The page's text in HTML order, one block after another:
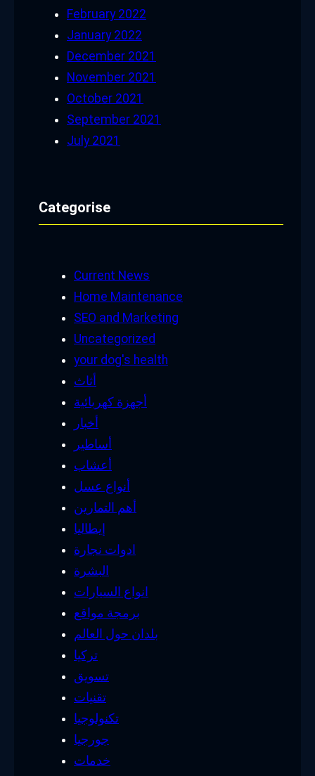
February 2022
January 2022
December 2021
November 2021
October 2021
September 2021
July 2021
Categorise
Current News
Home Maintenance
SEO and Marketing
Uncategorized
your dog's health
أثاث
أجهزة كهربائية
أخبار
أساطير
أعشاب
أنواع عسل
أهم التمارين
إيطاليا
ادوات نجارة
البشرة
انواع السيارات
برمجة مواقع
بلدان حول العالم
تركيا
تسويق
تقنيات
تكنولوجيا
جورجيا
خدمات